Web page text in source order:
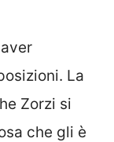
La
Zorzi si
che gli è